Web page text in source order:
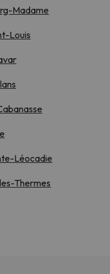
Madame
Louis
Léocadie
Thermes